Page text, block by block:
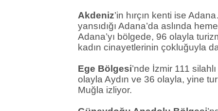
Akdeniz’in hırçın kenti ise
yansıdığı Adana’da aslında
Adana’yı bölgede, 96 olayla
kadın cinayetlerinin çokluğuyla
Ege Bölgesi’nde İzmir 111
olayla Aydın ve 36 olayla, yine
Muğla izliyor.